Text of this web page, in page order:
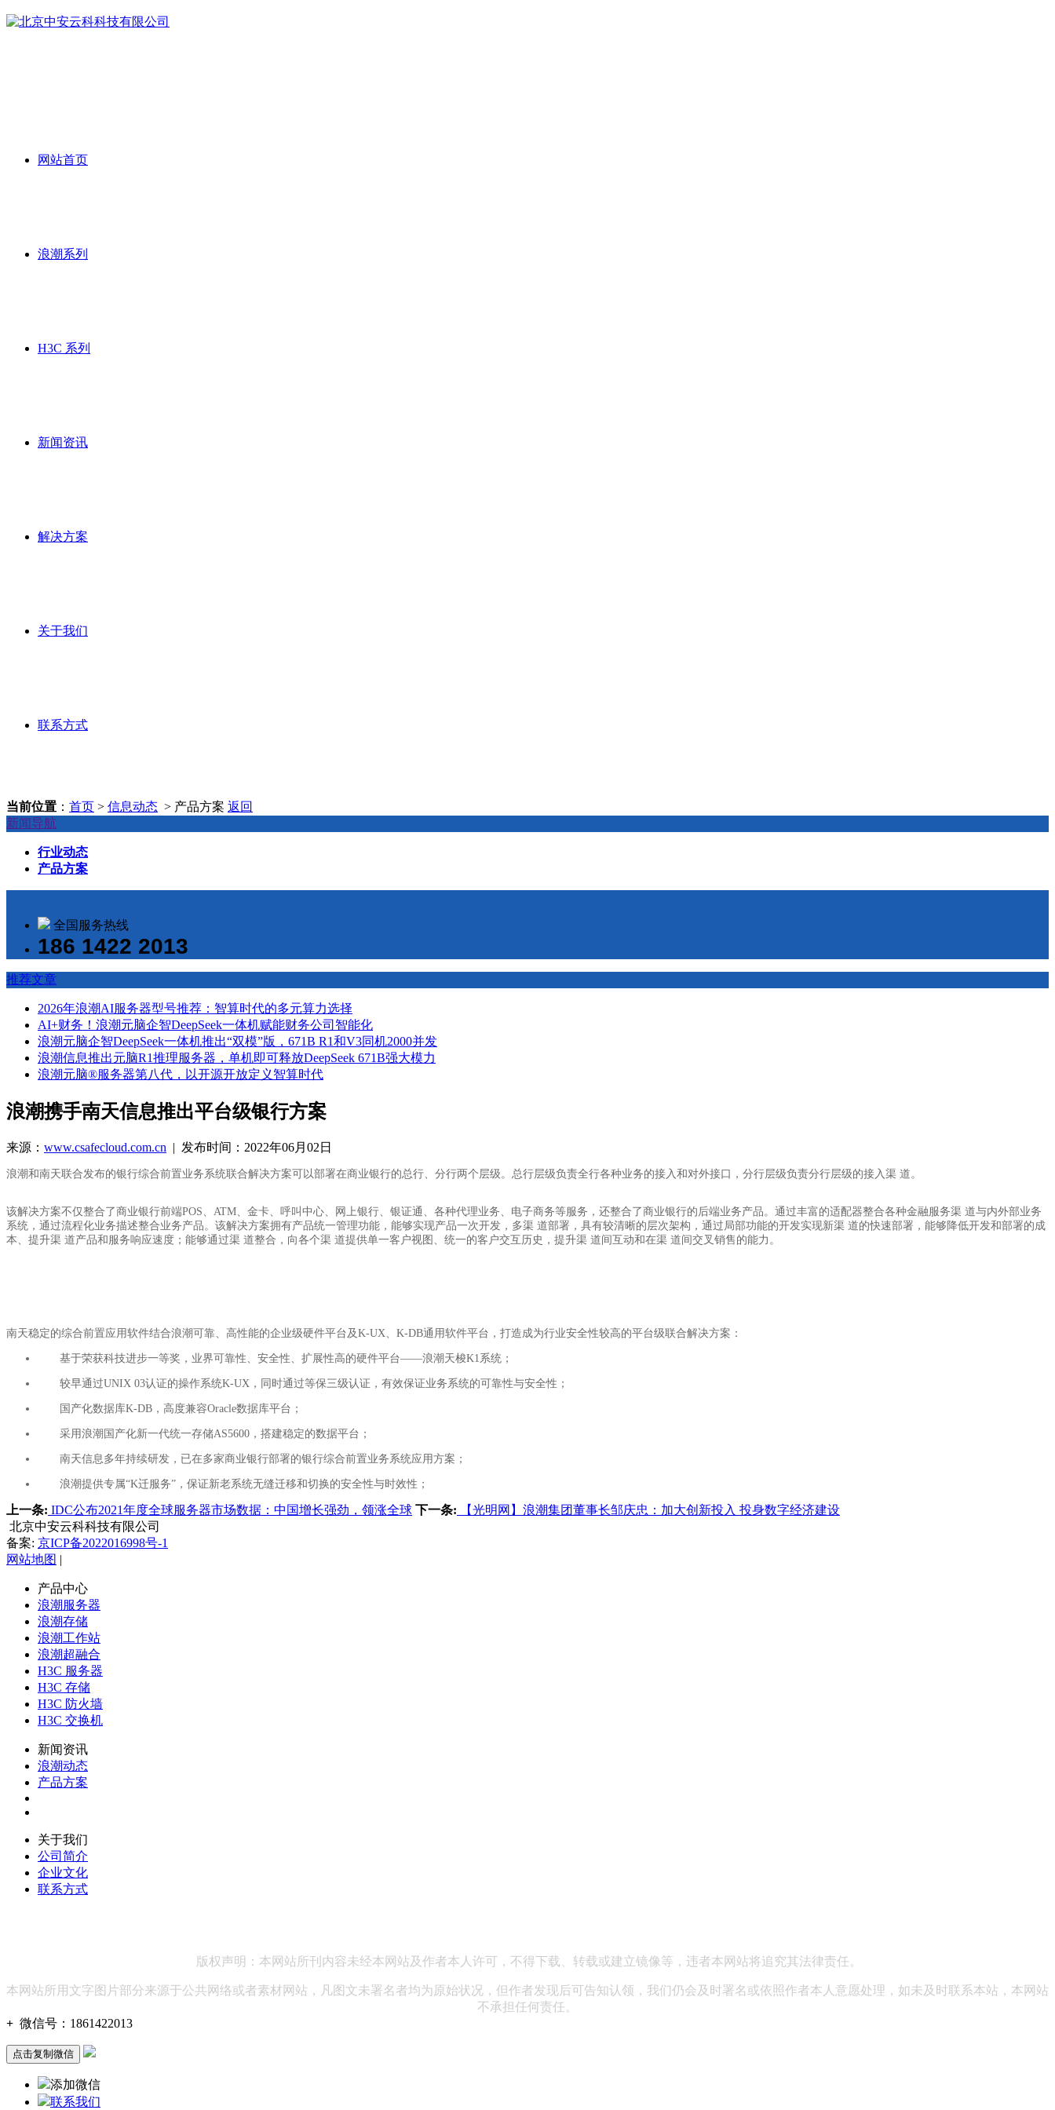
网站首页
浪潮系列
H3C 系列
新闻资讯
解决方案
关于我们
联系方式
当前位置 ： 首页 > 信息动态 > 产品方案 返回
新闻导航
行业动态
产品方案
全国服务热线
186 1422 2013
推荐文章
2026年浪潮AI服务器型号推荐：智算时代的多元算力选择
AI+财务！浪潮元脑企智DeepSeek一体机赋能财务公司智能化
浪潮元脑企智DeepSeek一体机推出“双模”版，671B R1和V3同机2000并发
浪潮信息推出元脑R1推理服务器，单机即可释放DeepSeek 671B强大模力
浪潮元脑®服务器第八代，以开源开放定义智算时代
浪潮携手南天信息推出平台级银行方案
来源： www.csafecloud.com.cn | 发布时间：2022年06月02日
浪潮和南天联合发布的银行综合前置业务系统联合解决方案可以部署在商业银行的总行、分行两个层级。总行层级负责全行各种业务的接入和对外接口，分行层级负责分行层级的接入渠 道。
该解决方案不仅整合了商业银行前端POS、ATM、金卡、呼叫中心、网上银行、银证通、各种代理业务、电子商务等服务，还整合了商业银行的后端业务产品。通过丰富的适配器整合各种金融服务渠 道与内外部业务
系统，通过流程化业务描述整合业务产品。该解决方案拥有产品统一管理功能，能够实现产品一次开发，多渠 道部署，具有较清晰的层次架构，通过局部功能的开发实现新渠 道的快速部署，能够降低开发和部署的成
本、提升渠 道产品和服务响应速度；能够通过渠 道整合，向各个渠 道提供单一客户视图、统一的客户交互历史，提升渠 道间互动和在渠 道间交叉销售的能力。
南天稳定的综合前置应用软件结合浪潮可靠、高性能的企业级硬件平台及K-UX、K-DB通用软件平台，打造成为行业安全性较高的平台级联合解决方案：
基于荣获科技进步一等奖，业界可靠性、安全性、扩展性高的硬件平台——浪潮天梭K1系统；
较早通过UNIX 03认证的操作系统K-UX，同时通过等保三级认证，有效保证业务系统的可靠性与安全性；
国产化数据库K-DB，高度兼容Oracle数据库平台；
采用浪潮国产化新一代统一存储AS5600，搭建稳定的数据平台；
南天信息多年持续研发，已在多家商业银行部署的银行综合前置业务系统应用方案；
浪潮提供专属“K迁服务”，保证新老系统无缝迁移和切换的安全性与时效性；
上一条: IDC公布2021年度全球服务器市场数据：中国增长强劲，领涨全球 下一条: 【光明网】浪潮集团董事长邹庆忠：加大创新投入 投身数字经济建设
北京中安云科科技有限公司
备案: 京ICP备2022016998号-1
网站地图 |
产品中心
浪潮服务器
浪潮存储
浪潮工作站
浪潮超融合
H3C 服务器
H3C 存储
H3C 防火墙
H3C 交换机
新闻资讯
浪潮动态
产品方案
关于我们
公司简介
企业文化
联系方式
版权声明：本网站所刊内容未经本网站及作者本人许可，不得下载、转载或建立镜像等，违者本网站将追究其法律责任。
本网站所用文字图片部分来源于公共网络或者素材网站，凡图文未署名者均为原始状况，但作者发现后可告知认领，我们仍会及时署名或依照作者本人意愿处理，如未及时联系本站，本网站
不承担任何责任。
+ 微信号： 1861422013
点击复制微信
添加微信
联系我们